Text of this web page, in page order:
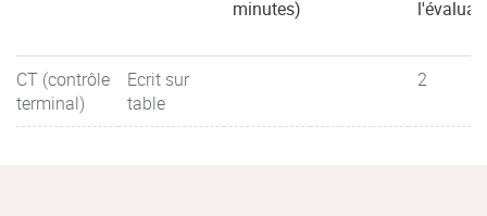
minutes)
CT (contrôle
terminal)
Ecrit sur
table
2